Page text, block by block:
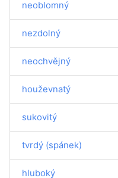
neoblomný
nezdolný
neochvějný
houževnatý
sukovitý
tvrdý (spánek)
hluboký